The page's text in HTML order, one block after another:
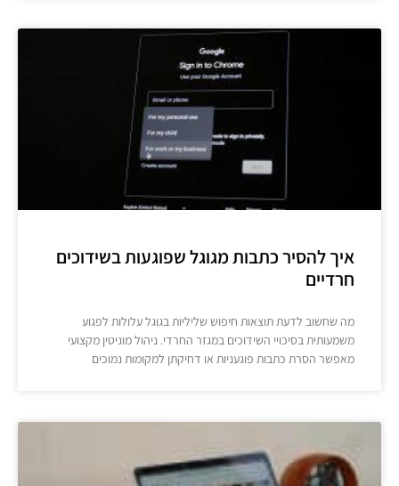
איך להסיר כתבות מגוגל שפוגעות בשידוכים
חרדיים
מה שחשוב לדעת תוצאות חיפוש שליליות בגוגל עלולות לפגוע
משמעותית בסיכויי השידוכים במגזר החרדי. ניהול מוניטין מקצועי
מאפשר הסרת כתבות פוגעניות או דחיקתן למקומות נמוכים